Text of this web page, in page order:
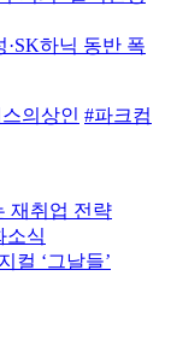
하닉 동반 폭
의상인 #파크컴
재취업 전략
소식
컬 ‘그날들’